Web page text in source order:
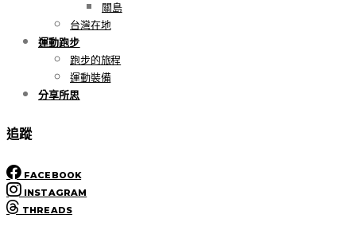
關島
台灣在地
運動跑步
跑步的旅程
運動裝備
分享所思
追蹤
FACEBOOK
INSTAGRAM
THREADS